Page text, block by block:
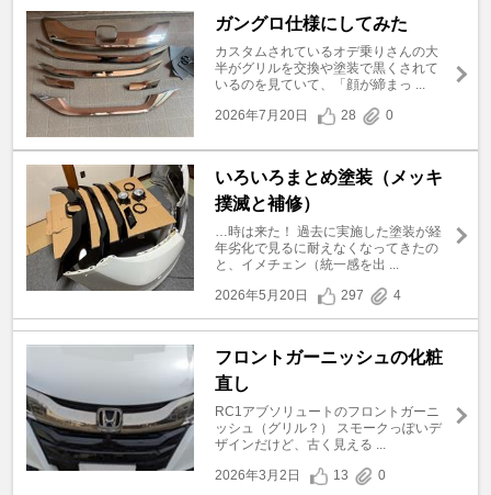
ガングロ仕様にしてみた
カスタムされているオデ乗りさんの大
半がグリルを交換や塗装で黒くされて
いるのを見ていて、「顔が締まっ ...
2026年7月20日
28 0
いろいろまとめ塗装（メッキ
撲滅と補修）
…時は来た！ 過去に実施した塗装が経
年劣化で見るに耐えなくなってきたの
と、イメチェン（統一感を出 ...
2026年5月20日
297 4
フロントガーニッシュの化粧
直し
RC1アブソリュートのフロントガーニ
ッシュ（グリル？） スモークっぽいデ
ザインだけど、古く見える ...
2026年3月2日
13 0